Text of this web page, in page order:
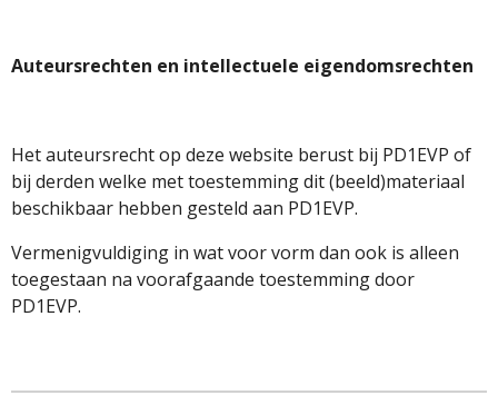
Auteursrechten en intellectuele eigendomsrechten
Het auteursrecht op deze website berust bij PD1EVP of
bij derden welke met toestemming dit (beeld)materiaal
beschikbaar hebben gesteld aan PD1EVP.
Vermenigvuldiging in wat voor vorm dan ook is alleen
toegestaan na voorafgaande toestemming door
PD1EVP.